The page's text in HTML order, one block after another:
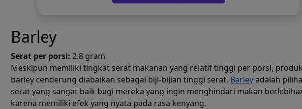
Barley
Serat per porsi: 2.8 gram
Meskipun memiliki tingkat serat makanan yang relatif tinggi per porsi, produk
barley cenderung diabaikan sebagai biji-bijian tinggi serat. Barleyadalah
serat yang sangat baik bagi mereka yang ingin menghindari makan
karena memiliki efek yang nyata pada rasa kenyang.